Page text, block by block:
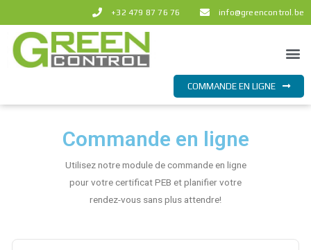
au
contenu
+32 479 87 76 76 info@greencontrol.be
COMMANDE EN LIGNE
Commande en ligne
Utilisez notre module de commande en ligne
pour votre certificat PEB et planifier votre
rendez-vous sans plus attendre!